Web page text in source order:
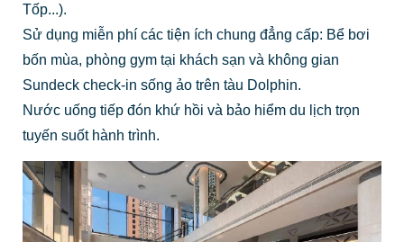
Tốp...).
Sử dụng miễn phí các tiện ích chung đẳng cấp: Bể bơi
bốn mùa, phòng gym tại khách sạn và không gian
Sundeck check-in sống ảo trên tàu Dolphin.
Nước uống tiếp đón khứ hồi và bảo hiểm du lịch trọn
tuyến suốt hành trình.